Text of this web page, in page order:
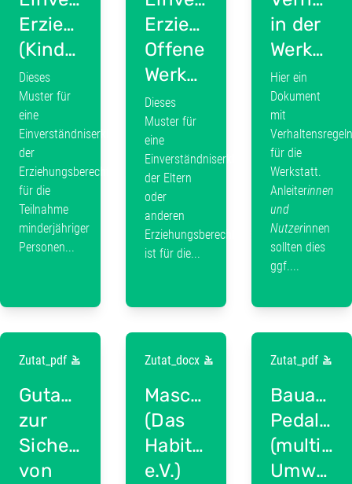
Erziehungsberechtigte
(Kinderwerkstatt)
Dieses
Muster für
eine
Einverständniserklärung
der
Erziehungsberechtigen
für die
Teilnahme
minderjähriger
Personen...
Offene
Werkstatt
Dieses
Muster für
eine
Einverständniserklärung
der Eltern
oder
anderen
Erziehungsberechtigten
ist für die...
in der
Werkstatt
Hier ein
Dokument
mit
Verhaltensregeln
für die
Werkstatt.
Anleiterinnen
und
Nutzerinnen
sollten dies
ggf....
Zutat_pdf
Gutachten
zur
Sicherheit
von
Zutat_docx
Maschineneinweisung
(Das
Habitat
e.V.)
Zutat_pdf